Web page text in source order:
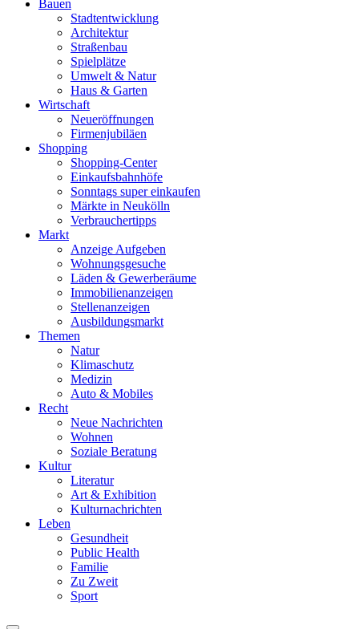
Bauen
Stadtentwicklung
Architektur
Straßenbau
Spielplätze
Umwelt & Natur
Haus & Garten
Wirtschaft
Neueröffnungen
Firmenjubiläen
Shopping
Shopping-Center
Einkaufsbahnhöfe
Sonntags super einkaufen
Märkte in Neukölln
Verbrauchertipps
Markt
Anzeige Aufgeben
Wohnungsgesuche
Läden & Gewerberäume
Immobilienanzeigen
Stellenanzeigen
Ausbildungsmarkt
Themen
Natur
Klimaschutz
Medizin
Auto & Mobiles
Recht
Neue Nachrichten
Wohnen
Soziale Beratung
Kultur
Literatur
Art & Exhibition
Kulturnachrichten
Leben
Gesundheit
Public Health
Familie
Zu Zweit
Sport